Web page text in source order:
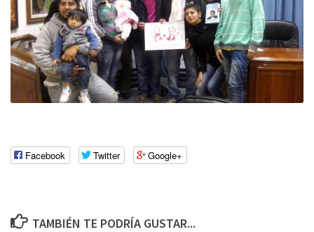
Facebook Twitter Google+
TAMBIÉN TE PODRÍA GUSTAR...